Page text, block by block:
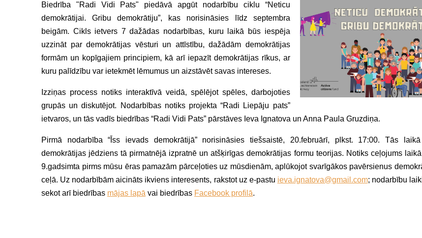
Biedrība "Radi Vidi Pats" piedāvā apgūt nodarbību ciklu “Neticu
demokrātijai. Gribu demokrātiju”, kas norisināsies līdz septembra
beigām. Cikls ietvers 7 dažādas nodarbības, kuru laikā būs iespēja
uzzināt par demokrātijas vēsturi un attīstību, dažādām demokrātijas
formām un kopīgajiem principiem, kā arī iepazīt demokrātijas rīkus, ar
kuru palīdzību var ietekmēt lēmumus un aizstāvēt savas intereses.
Izziņas process notiks interaktīvā veidā, spēlējot spēles, darbojoties
grupās un diskutējot. Nodarbības notiks projekta “Radi Liepāju pats”
ietvaros, un tās vadīs biedrības “Radi Vidi Pats” pārstāves Ieva Ignatova un Anna Paula Gruzdiņa.
Pirmā nodarbība“Īss ievads demokrātijā” norisināsies tiešsaistē, 20.februārī, plkst. 17:00. Tās
demokrātijas jēdziens tā pirmatnējā izpratnē un atšķirīgas demokrātijas formu teorijas. Notiks ceļojums
9.gadsimta pirms mūsu ēras pamazām pārceļoties uz mūsdienām, aplūkojot svarīgākos pavērsienus
ceļā. Uz nodarbībām aicināts ikviens interesents, rakstot uz e-pastu ieva.ignatova@gmail.com; nodarbību
sekot arī biedrības mājas lapā vai biedrības Facebook profilā.